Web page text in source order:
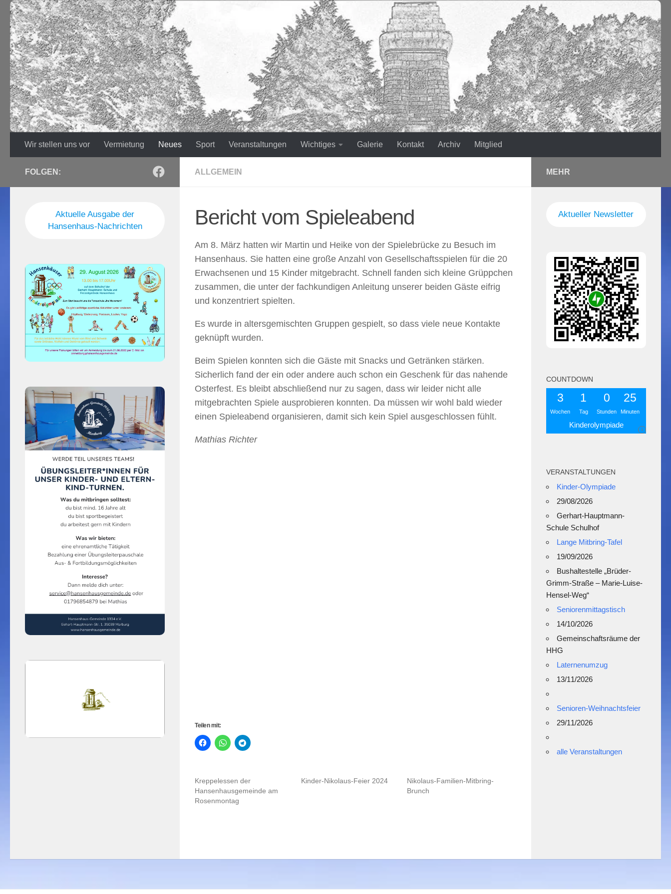
Zum Inhalt springen
Wir stellen uns vor Vermietung Neues Sport Veranstaltungen Wichtiges Galerie Kontakt Archiv Mitglied
ALLGEMEIN
Bericht vom Spieleabend
Am 8. März hatten wir Martin und Heike von der Spielebrücke zu Besuch im
Hansenhaus. Sie hatten eine große Anzahl von Gesellschaftsspielen für die 20
Erwachsenen und 15 Kinder mitgebracht. Schnell fanden sich kleine Grüppchen
zusammen, die unter der fachkundigen Anleitung unserer beiden Gäste eifrig
und konzentriert spielten.
Es wurde in altersgemischten Gruppen gespielt, so dass viele neue Kontakte
geknüpft wurden.
Beim Spielen konnten sich die Gäste mit Snacks und Getränken stärken.
Sicherlich fand der ein oder andere auch schon ein Geschenk für das nahende
Osterfest. Es bleibt abschließend nur zu sagen, dass wir leider nicht alle
mitgebrachten Spiele ausprobieren konnten. Da müssen wir wohl bald wieder
einen Spieleabend organisieren, damit sich kein Spiel ausgeschlossen fühlt.
Mathias Richter
Teilen mit:
Kreppelessen der
Hansenhausgemeinde am
Rosenmontag
Kinder-Nikolaus-Feier 2024
Nikolaus-Familien-Mitbring-
Brunch
FOLGEN:
Aktuelle Ausgabe der
Hansenhaus-Nachrichten
MEHR
Aktueller Newsletter
COUNTDOWN
3
Wochen
1
Tag
0
Stunden
25
Minuten
Kinderolympiade
i
VERANSTALTUNGEN
Kinder-Olympiade
29/08/2026
Gerhart-Hauptmann-
Schule Schulhof
Lange Mitbring-Tafel
19/09/2026
Bushaltestelle „Brüder-
Grimm-Straße – Marie-Luise-
Hensel-Weg“
Seniorenmittagstisch
14/10/2026
Gemeinschaftsräume der
HHG
Laternenumzug
13/11/2026
Senioren-Weihnachtsfeier
29/11/2026
alle Veranstaltungen